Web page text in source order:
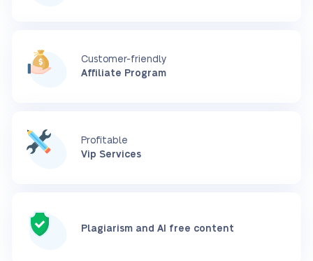
Customer-friendly
Affiliate Program
Profitable
Vip Services
Plagiarism and AI free content